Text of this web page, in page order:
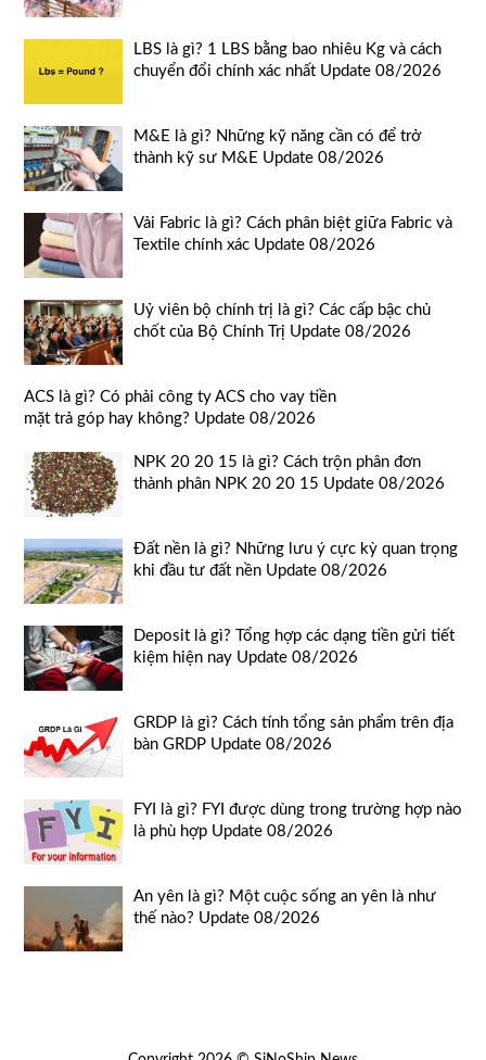
LBS là gì? 1 LBS bằng bao nhiêu Kg và cách
chuyển đổi chính xác nhất Update 08/2026
M&E là gì? Những kỹ năng cần có để trở
thành kỹ sư M&E Update 08/2026
Vải Fabric là gì? Cách phân biệt giữa Fabric và
Textile chính xác Update 08/2026
Uỷ viên bộ chính trị là gì? Các cấp bậc chủ
chốt của Bộ Chính Trị Update 08/2026
ACS là gì? Có phải công ty ACS cho vay tiền
mặt trả góp hay không? Update 08/2026
NPK 20 20 15 là gì? Cách trộn phân đơn
thành phân NPK 20 20 15 Update 08/2026
Đất nền là gì? Những lưu ý cực kỳ quan trọng
khi đầu tư đất nền Update 08/2026
Deposit là gì? Tổng hợp các dạng tiền gửi tiết
kiệm hiện nay Update 08/2026
GRDP là gì? Cách tính tổng sản phẩm trên địa
bàn GRDP Update 08/2026
FYI là gì? FYI được dùng trong trường hợp nào
là phù hợp Update 08/2026
An yên là gì? Một cuộc sống an yên là như
thế nào? Update 08/2026